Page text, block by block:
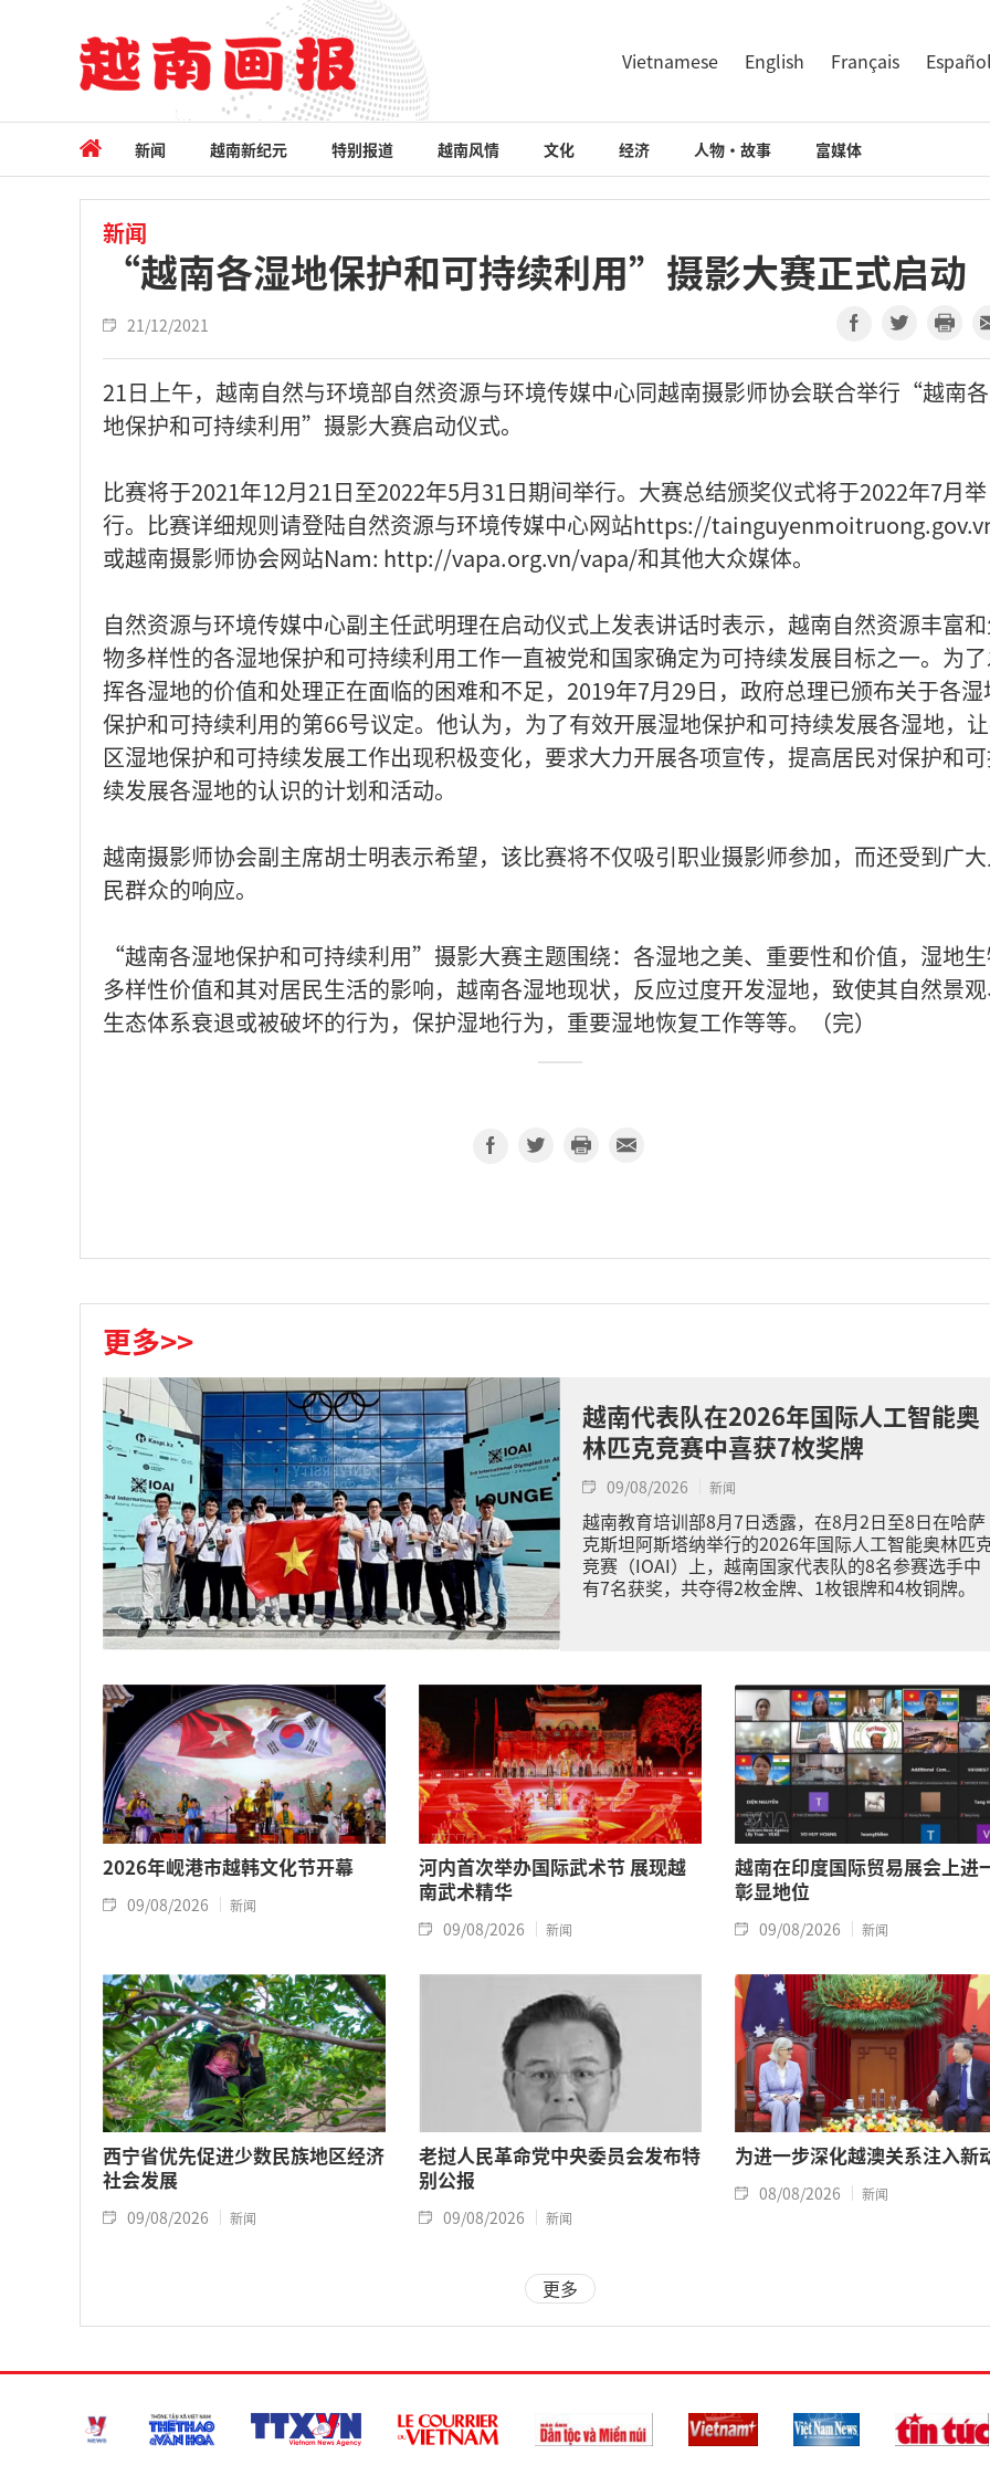
Vietnamese English Français
新闻 越南新纪元 特别报道 越南风情 文化 经济 人物·故事 富媒体
新闻
“越南各湿地保护和可持续利用”摄影大赛正式启动
21/12/2021
21日上午，越南自然与环境部自然资源与环境传媒中心同越南摄影师协会联合举行“越南
地保护和可持续利用”摄影大赛启动仪式。
比赛将于2021年12月21日至2022年5月31日期间举行。大赛总结颁奖仪式将于2022年7月举
行。比赛详细规则请登陆自然资源与环境传媒中心网站https://
或越南摄影师协会网站Nam: http://vapa.org.vn/vapa/和其他大众媒体。
自然资源与环境传媒中心副主任武明理在启动仪式上发表讲话时表示，越南自然资源丰富
物多样性的各湿地保护和可持续利用工作一直被党和国家确定为可持续发展目标之一。为
挥各湿地的价值和处理正在面临的困难和不足，2019年7月29日，政府总理已颁布关于各湿
保护和可持续利用的第66号议定。他认为，为了有效开展湿地保护和可持续发展各湿地，
区湿地保护和可持续发展工作出现积极变化，要求大力开展各项宣传，提高居民对保护和
续发展各湿地的认识的计划和活动。
越南摄影师协会副主席胡士明表示希望，该比赛将不仅吸引职业摄影师参加，而还受到广
民群众的响应。
“越南各湿地保护和可持续利用”摄影大赛主题围绕：各湿地之美、重要性和价值，湿地
多样性价值和其对居民生活的影响，越南各湿地现状，反应过度开发湿地，致使其自然景
生态体系衰退或被破坏的行为，保护湿地行为，重要湿地恢复工作等等。（完）
更多>>
越南代表队在2026年国际人工智能奥
林匹克竞赛中喜获7枚奖牌
09/08/2026 新闻
越南教育培训部8月7日透露，在8月2日至8日在哈萨
克斯坦阿斯塔纳举行的2026年国际人工智能奥林匹
竞赛（IOAI）上，越南国家代表队的8名参赛选手中
有7名获奖，共夺得2枚金牌、1枚银牌和4枚铜牌。
2026年岘港市越韩文化节开幕
09/08/2026 新闻
河内首次举办国际武术节 展现越
南武术精华
09/08/2026 新闻
越南在印度国际贸易展会上进
彰显地位
09/08/2026 新闻
西宁省优先促进少数民族地区经济
社会发展
09/08/2026 新闻
老挝人民革命党中央委员会发布特
别公报
09/08/2026 新闻
为进一步深化越澳关系注入新
08/08/2026 新闻
更多